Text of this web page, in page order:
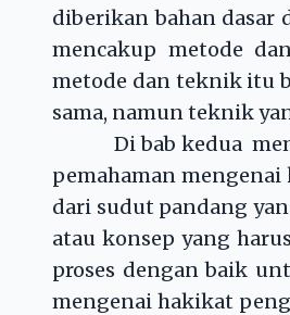
diberikan bahan dasar
mencakup metode
metode dan teknik itu
sama, namun teknik
Di bab kedua
pemahaman
dari sudut pandang
atau konsep yang
proses dengan baik
mengenai hakikat